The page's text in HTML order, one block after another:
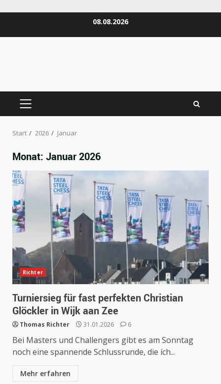
08.08.2026
PRIMÄRES
Start 2026 Januar
Monat: Januar 2026
Richter
Turniersieg für fast perfekten Christian
Glöckler in Wijk aan Zee
Thomas Richter 31.01.2026 6
Bei Masters und Challengers gibt es am Sonntag
noch eine spannende Schlussrunde, die ích...
Mehr erfahren